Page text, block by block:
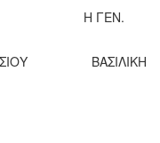
Η ΓΕΝ.
ΒΑΣΙΛΙΚΗ